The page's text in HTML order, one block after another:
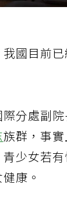
國目前
分處副
族群，事
少女若
康。